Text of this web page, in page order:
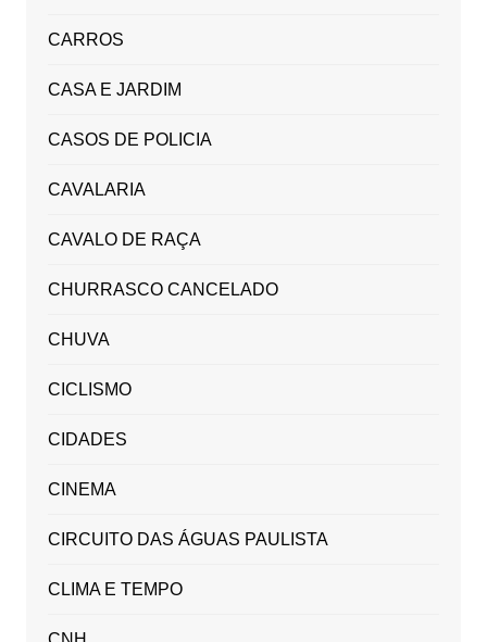
CARROS
CASA E JARDIM
CASOS DE POLICIA
CAVALARIA
CAVALO DE RAÇA
CHURRASCO CANCELADO
CHUVA
CICLISMO
CIDADES
CINEMA
CIRCUITO DAS ÁGUAS PAULISTA
CLIMA E TEMPO